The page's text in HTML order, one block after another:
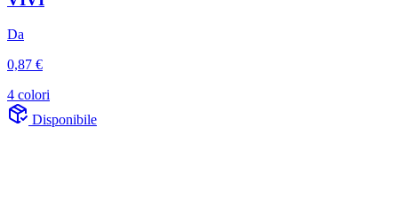
Da
0,87 €
4 colori
Disponibile